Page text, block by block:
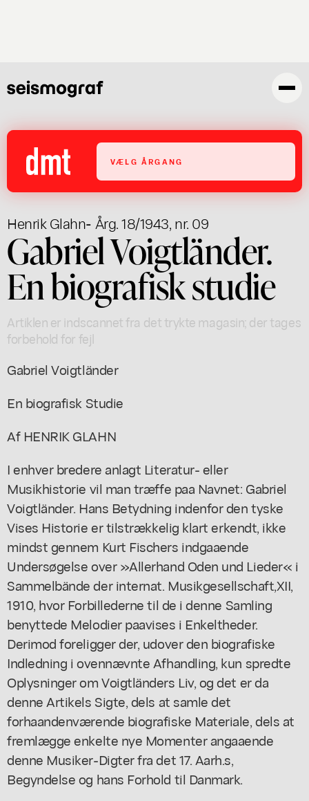
VÆLG ÅRGANG
Henrik Glahn- Årg. 18/1943, nr. 09
Gabriel Voigtländer.
En biografisk studie
Artiklen er indscannet fra det trykte magasin; der tages
forbehold for fejl
Gabriel Voigtländer
En biografisk Studie
Af HENRIK GLAHN
I enhver bredere anlagt Literatur- eller
Musikhistorie vil man træffe paa Navnet: Gabriel
Voigtländer. Hans Betydning indenfor den tyske
Vises Historie er tilstrækkelig klart erkendt, ikke
mindst gennem Kurt Fischers indgaaende
Undersøgelse over »Allerhand Oden und Lieder« i
Sammelbände der internat. Musikgesellschaft,XII,
1910, hvor Forbillederne til de i denne Samling
benyttede Melodier paavises i Enkeltheder.
Derimod foreligger der, udover den biografiske
Indledning i ovennævnte Afhandling, kun spredte
Oplysninger om Voigtländers Liv, og det er da
denne Artikels Sigte, dels at samle det
forhaandenværende biografiske Materiale, dels at
fremlægge enkelte nye Momenter angaaende
denne Musiker-Digter fra det 17. Aarh.s,
Begyndelse og hans Forhold til Danmark.